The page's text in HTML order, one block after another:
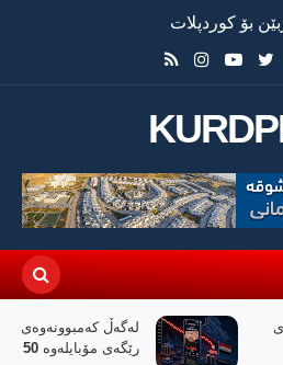
بۆ کوردپلات
داهاتی عێراق، ئاڵوگۆڕی پارە لە